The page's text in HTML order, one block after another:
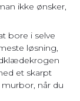
ikke ønsker,
bore i selve
løsning,
et skarpt
når du